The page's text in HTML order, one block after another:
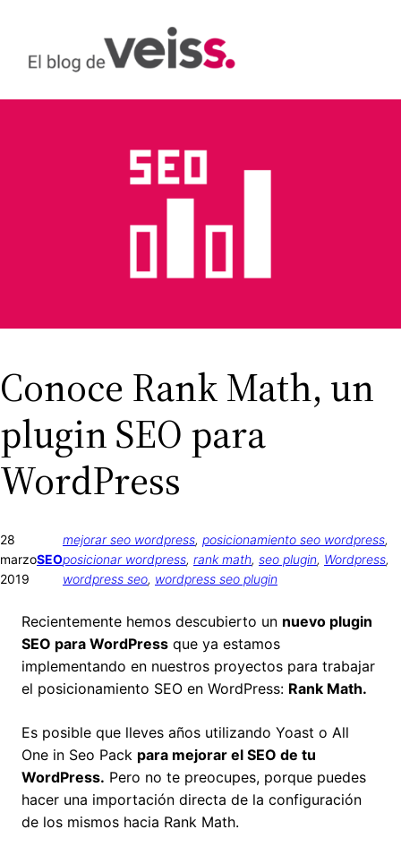
contenido
Conoce Rank Math, un
plugin SEO para
WordPress
28
marzo
2019
SEO
mejorar seo wordpress, posicionamiento seo wordpress
posicionar wordpress, rank math, seo plugin, Wordpress
wordpress seo, wordpress seo plugin
Recientemente hemos descubierto un nuevo plugin
SEO para WordPress que ya estamos
implementando en nuestros proyectos para trabajar
el posicionamiento SEO en WordPress: Rank Math.
Es posible que lleves años utilizando Yoast o All
One in Seo Pack para mejorar el SEO de tu
WordPress. Pero no te preocupes, porque puedes
hacer una importación directa de la configuración
de los mismos hacia Rank Math.